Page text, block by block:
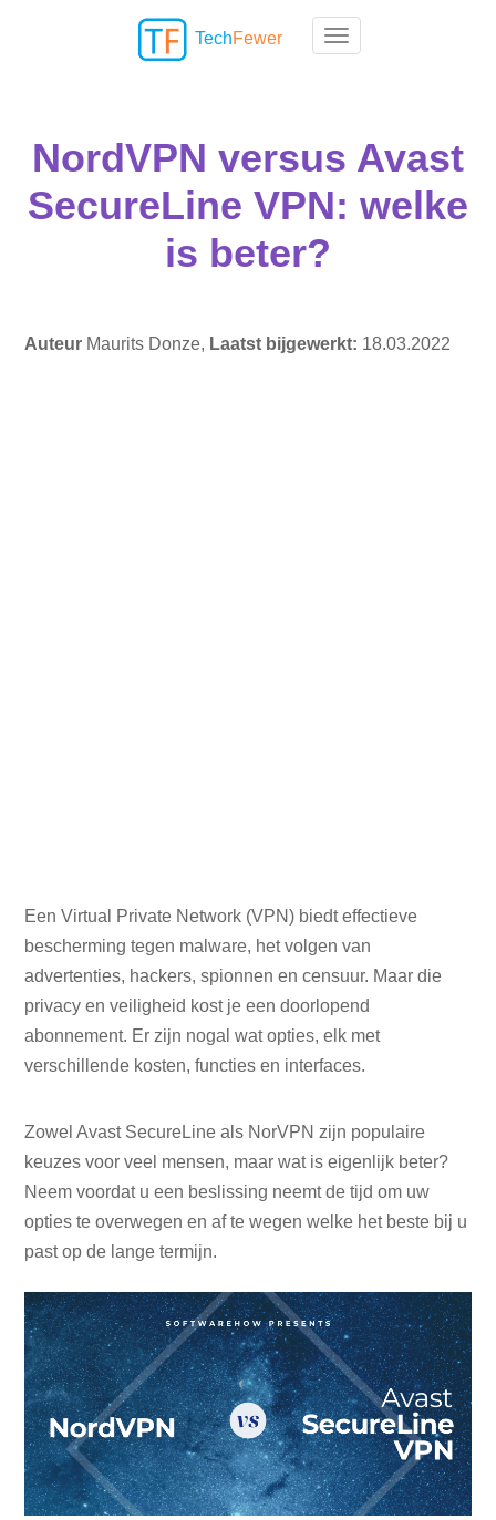
Toggle navigation
TechFewer
NordVPN versus Avast
SecureLine VPN: welke
is beter?
Auteur Maurits Donze, Laatst bijgewerkt: 18.03.2022
Een Virtual Private Network (VPN) biedt effectieve
bescherming tegen malware, het volgen van
advertenties, hackers, spionnen en censuur. Maar die
privacy en veiligheid kost je een doorlopend
abonnement. Er zijn nogal wat opties, elk met
verschillende kosten, functies en interfaces.
Zowel Avast SecureLine als NorVPN zijn populaire
keuzes voor veel mensen, maar wat is eigenlijk beter?
Neem voordat u een beslissing neemt de tijd om uw
opties te overwegen en af ​​te wegen welke het beste bij u
past op de lange termijn.